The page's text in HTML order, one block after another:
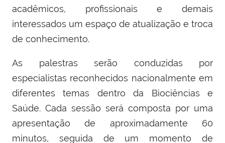
acadêmicos, profissionais e demais
interessados um espaço de atualização e troca
de conhecimento.
As palestras serão conduzidas por
especialistas reconhecidos nacionalmente em
diferentes temas dentro da Biociências e
Saúde. Cada sessão será composta por uma
apresentação de aproximadamente 60
minutos, seguida de um momento de